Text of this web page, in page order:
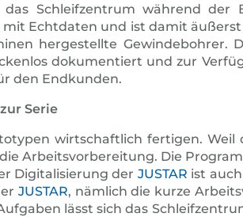
Schleifzentrum während
Echtdaten und ist damit äußerst
hergestellte
dokumentiert und zur
den Endkunden.
Serie
wirtschaftlich fertigen. Weil
Arbeitsvorbereitung. Die
Digitalisierung der JUSTAR ist
JUSTAR, nämlich die kurze
lässt sich das